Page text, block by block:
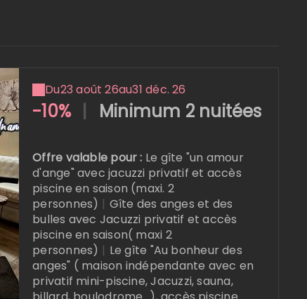
Du23 août 26au31 déc. 26
-10% Minimum 2 nuitées
Offre valable pour : Le gîte "un amour
d'ange" avec jacuzzi privatif et accès
piscine en saison (maxi. 2
personnes) | Gîte des anges et des
bulles avec Jacuzzi privatif et accès
piscine en saison( maxi 2
personnes) | Le gîte "Au bonheur des
anges" ( maison indépendante avec en
privatif mini-piscine, Jacuzzi, sauna,